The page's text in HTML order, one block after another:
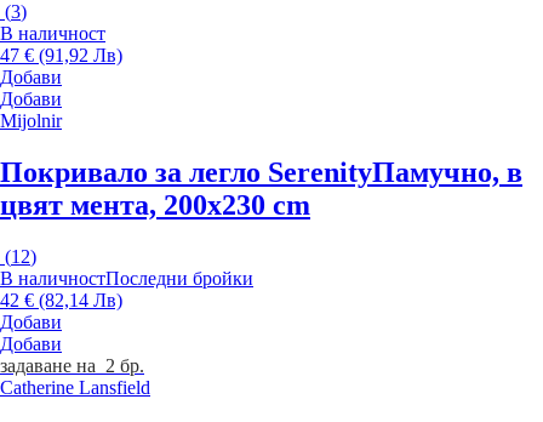
(3)
В наличност
47 € (91,92 Лв)
Добави
Добави
Mijolnir
Покривало за легло SerenityПамучно, в
цвят мента, 200x230 cm
(12)
В наличностПоследни бройки
42 € (82,14 Лв)
Добави
Добави
задаване на 2 бр.
Catherine Lansfield